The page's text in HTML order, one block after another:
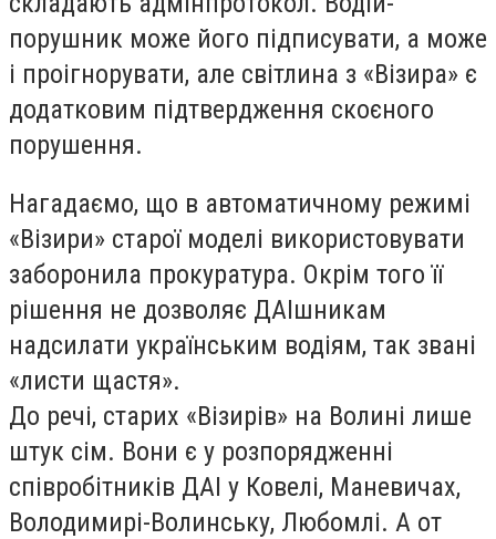
порушник може його підписувати, а може
і проігнорувати, але світлина з «Візира» є
додатковим підтвердження скоєного
порушення.
Нагадаємо, що в автоматичному режимі
«Візири» старої моделі використовувати
заборонила прокуратура. Окрім того її
рішення не дозволяє ДАІшникам
надсилати українським водіям, так звані
«листи щастя».
До речі, старих «Візирів» на Волині лише
штук сім. Вони є у розпорядженні
співробітників ДАІ у Ковелі, Маневичах,
Володимирі-Волинську, Любомлі. А от